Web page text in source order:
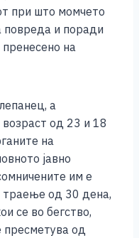
при што момчето
повреда и поради
на
а
возраст од 23 и 18
на
јавно
им е
од 30 дена,
се во бегство,
пресметува од